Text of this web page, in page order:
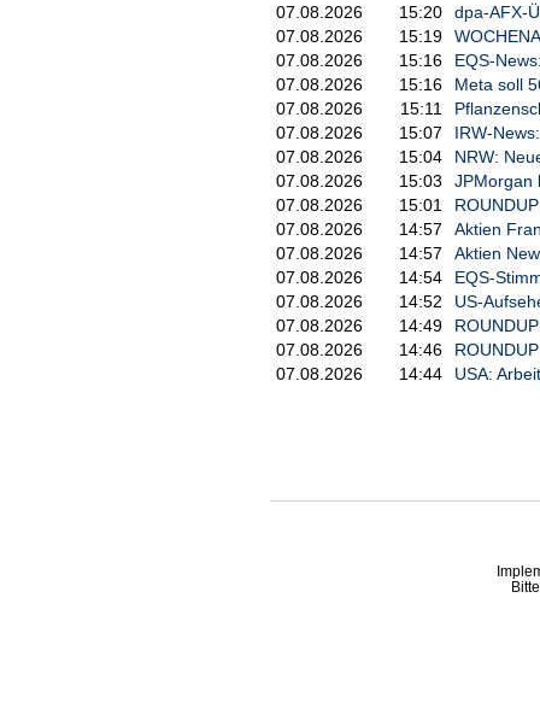
07.08.2026
15:20
dpa-AFX-
07.08.2026
15:19
07.08.2026
15:16
EQS-
07.08.2026
15:16
Meta soll
07.08.2026
15:11
07.08.2026
15:07
IRW-
07.08.2026
15:04
NRW:
07.08.2026
15:03
JPMorgan
07.08.2026
15:01
07.08.2026
14:57
Aktien
07.08.2026
14:57
Aktien
07.08.2026
14:54
EQS-
07.08.2026
14:52
US-
07.08.2026
14:49
07.08.2026
14:46
07.08.2026
14:44 USA: